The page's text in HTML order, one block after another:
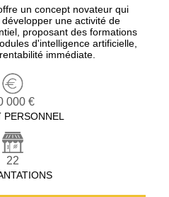
un concept novateur qui
une activité de
proposant des formations
d'intelligence artificielle,
immédiate.
000 €
PERSONNEL
22